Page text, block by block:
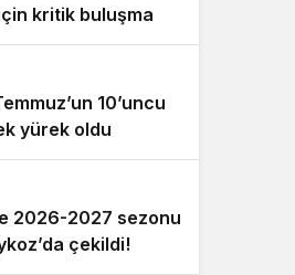
kritik buluşma
10’uncu
yürek oldu
2026-2027 sezonu
çekildi!